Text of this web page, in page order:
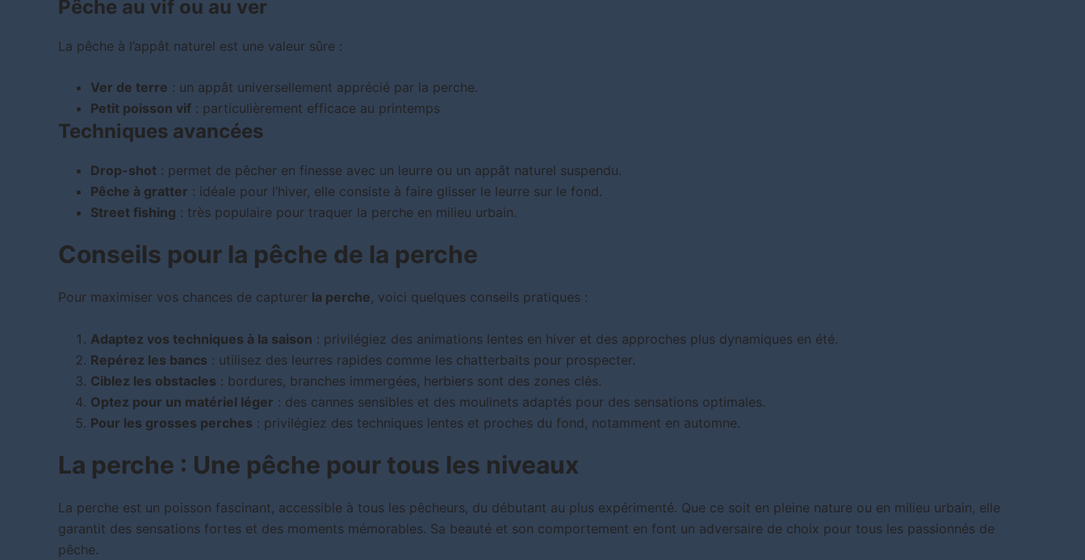
Pêche au vif ou au ver
La pêche à l’appât naturel est une valeur sûre :
Ver de terre : un appât universellement apprécié par la perche.
Petit poisson vif : particulièrement efficace au printemps
Techniques avancées
Drop-shot : permet de pêcher en finesse avec un leurre ou un appât naturel suspendu.
Pêche à gratter : idéale pour l’hiver, elle consiste à faire glisser le leurre sur le fond.
Street fishing : très populaire pour traquer la perche en milieu urbain.
Conseils pour la pêche de la perche
Pour maximiser vos chances de capturer la perche, voici quelques conseils pratiques :
Adaptez vos techniques à la saison : privilégiez des animations lentes en hiver et des approches plus dynamiques en été.
Repérez les bancs : utilisez des leurres rapides comme les chatterbaits pour prospecter.
Ciblez les obstacles : bordures, branches immergées, herbiers sont des zones clés.
Optez pour un matériel léger : des cannes sensibles et des moulinets adaptés pour des sensations optimales.
Pour les grosses perches : privilégiez des techniques lentes et proches du fond, notamment en automne.
La perche : Une pêche pour tous les niveaux
La perche est un poisson fascinant, accessible à tous les pêcheurs, du débutant au plus expérimenté. Que ce soit en pleine nature ou en milieu urbain, elle
garantit des sensations fortes et des moments mémorables. Sa beauté et son comportement en font un adversaire de choix pour tous les passionnés de
pêche.